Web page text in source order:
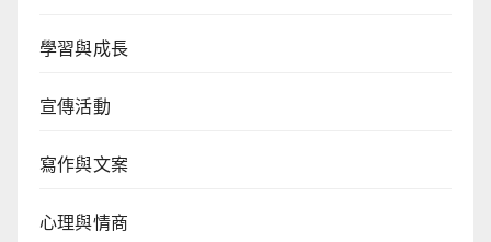
學習與成長
宣傳活動
寫作與文案
心理與情商